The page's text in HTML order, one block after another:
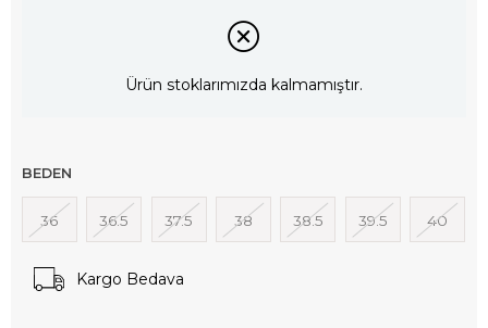
Ürün stoklarımızda kalmamıştır.
BEDEN
36 36.5 37.5 38 38.5 39.5 40
Kargo Bedava